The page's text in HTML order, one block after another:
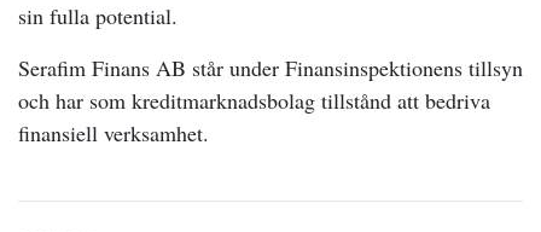
sin fulla potential.
Serafim Finans AB står under Finansinspektionens tillsyn
och har som kreditmarknadsbolag tillstånd att bedriva
finansiell verksamhet.